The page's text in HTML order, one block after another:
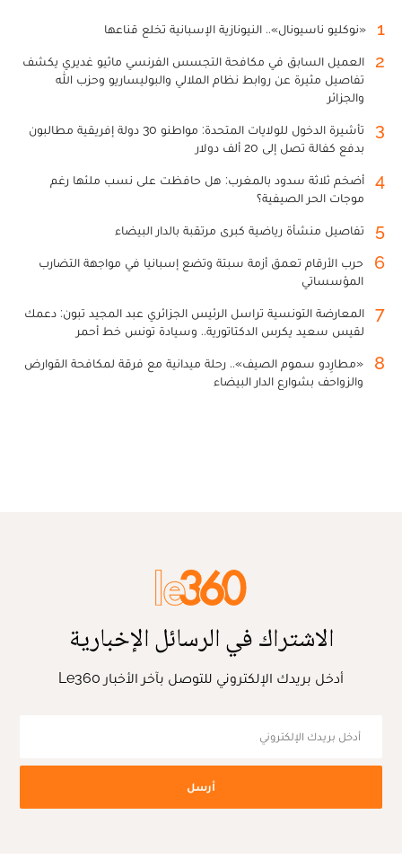
1 «نوكليو ناسيونال».. النيونازية الإسبانية تخلع قناعها
2
العميل السابق في مكافحة التجسس الفرنسي ماثيو غديري يكشف
تفاصيل مثيرة عن روابط نظام الملالي والبوليساريو وحزب الله
والجزائر
3
تأشيرة الدخول للولايات المتحدة: مواطنو 30 دولة إفريقية مطالبون
بدفع كفالة تصل إلى 20 ألف دولار
4
أضخم ثلاثة سدود بالمغرب: هل حافظت على نسب ملئها رغم
موجات الحر الصيفية؟
5 تفاصيل منشأة رياضية كبرى مرتقبة بالدار البيضاء
6
حرب الأرقام تعمق أزمة سبتة وتضع إسبانيا في مواجهة التضارب
المؤسساتي
7
المعارضة التونسية تراسل الرئيس الجزائري عبد المجيد تبون: دعمك
لقيس سعيد يكرس الدكتاتورية.. وسيادة تونس خط أحمر
8
«مطارِدو سموم الصيف».. رحلة ميدانية مع فرقة لمكافحة القوارض
والزواحف بشوارع الدار البيضاء
الاشتراك في الرسائل الإخبارية
أدخل بريدك الإلكتروني للتوصل بآخر الأخبار Le360
أرسل